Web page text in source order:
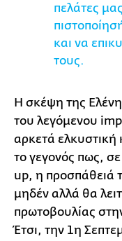
πελάτες
και να
τους.
Η σκέψη της
του λεγόμενου
αρκετά ελκυστική
το γεγονός πως,
up, η προσπάθειά
μηδέν αλλά θα
πρωτοβουλίας
Έτσι, την 1η